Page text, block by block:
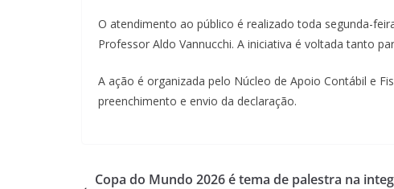
O atendimento ao público é realizado toda segunda-
Professor Aldo Vannucchi. A iniciativa é voltada tanto
A ação é organizada pelo Núcleo de Apoio Contábil e
preenchimento e envio da declaração.
Copa do Mundo 2026 é tema de palestra na